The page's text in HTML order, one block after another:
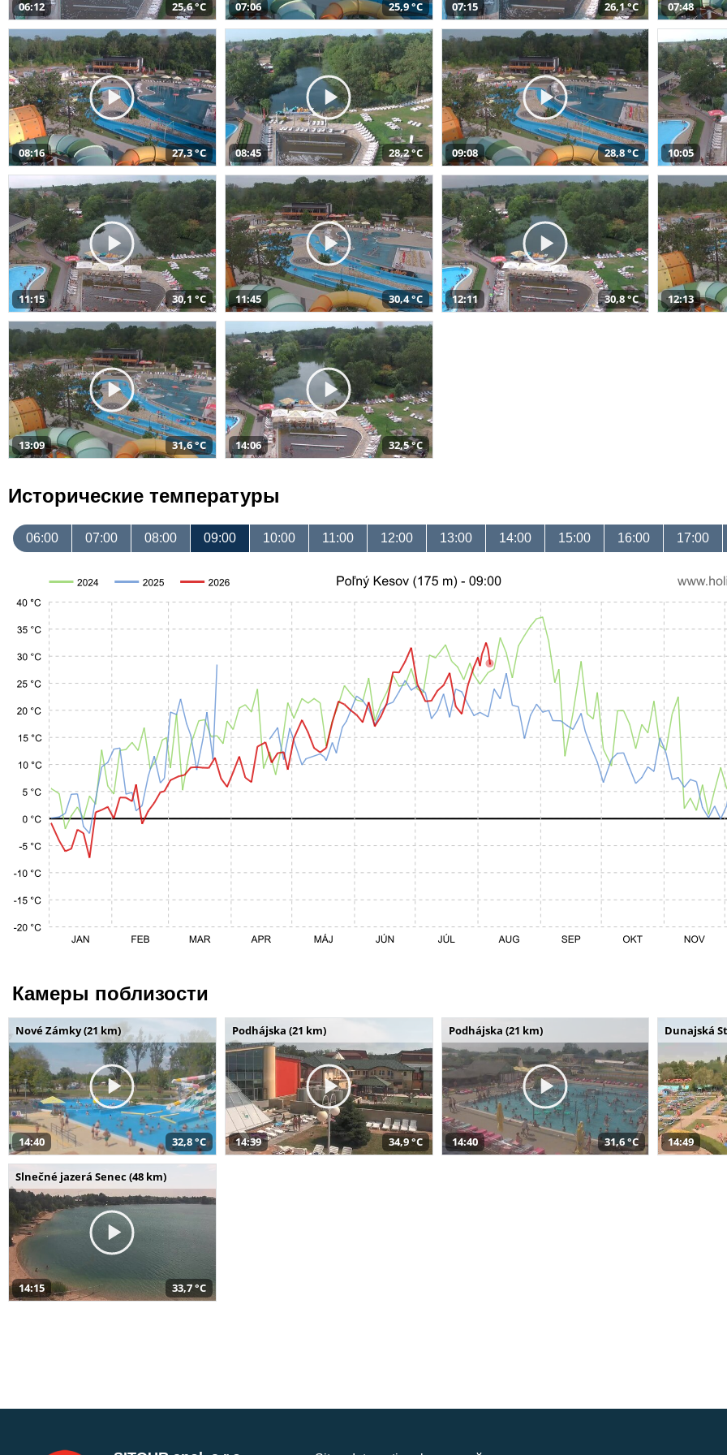
06:12 25,6 °C 07:06 25,9 °C 07:15 26,1 °C 07:48
08:16 27,3 °C 08:45 28,2 °C 09:08 28,8 °C 10:05
11:15 30,1 °C 11:45 30,4 °C 12:11 30,8 °C 12:13
13:09 31,6 °C 14:06 32,5 °C
Исторические температуры
06:00 07:00 08:00 09:00 10:00 11:00 12:00 13:00 14:00 15:00 16:00 17:00
Камеры поблизости
Nové Zámky (21 km)
14:40 32,8 °C
Podhájska (21 km)
14:39 34,9 °C
Podhájska (21 km)
14:40 31,6 °C
Dunajská
14:49
Slnečné jazerá Senec (48 km)
14:15 33,7 °C